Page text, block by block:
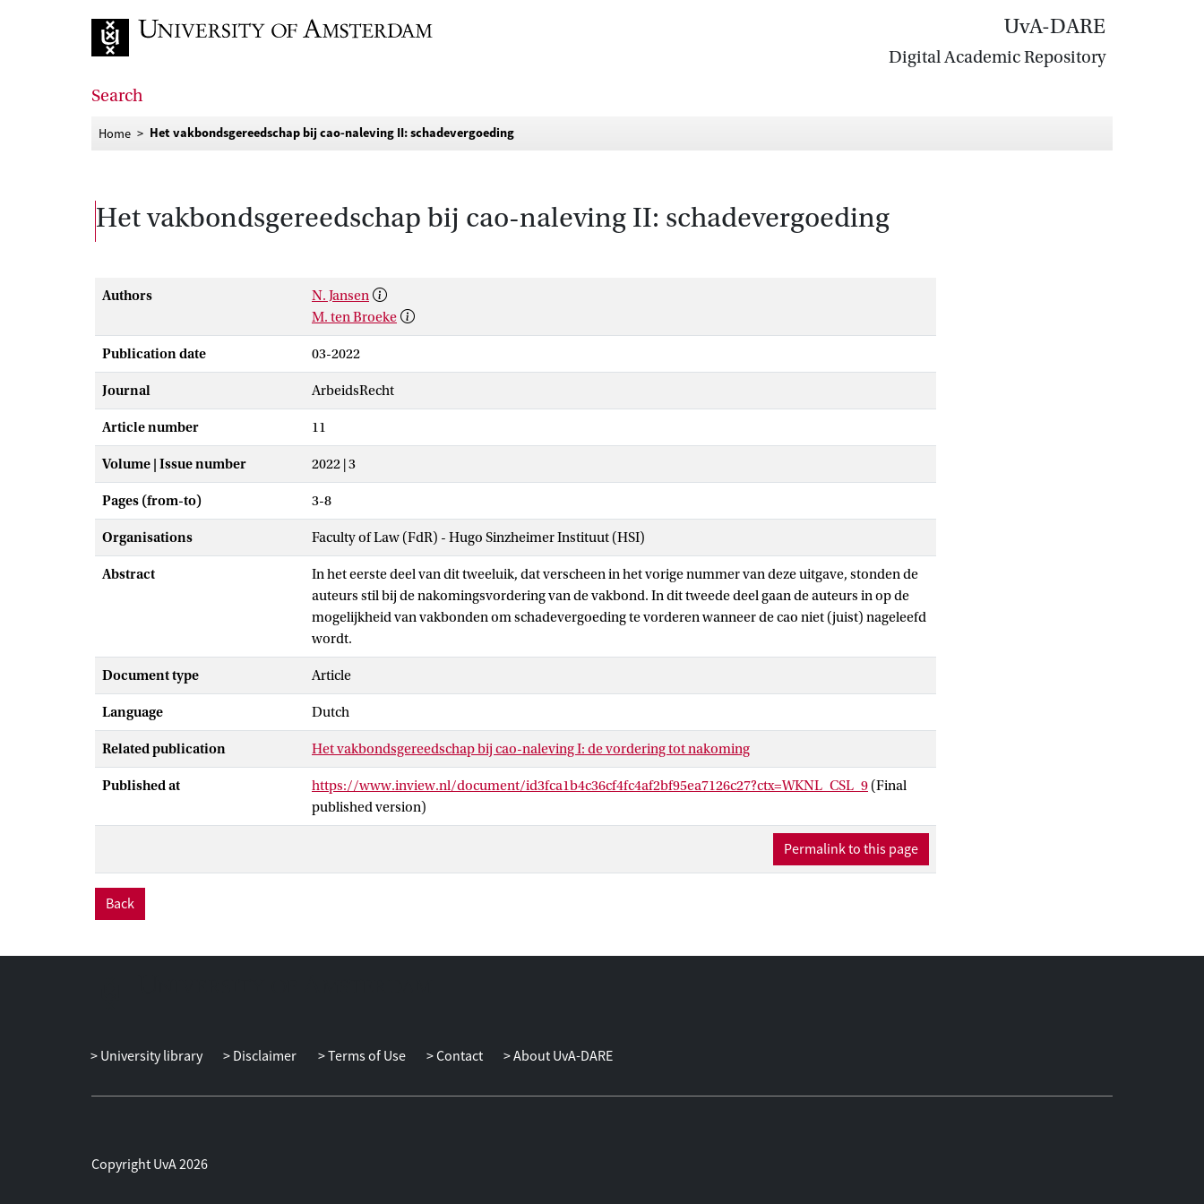
UvA-DARE
Digital Academic Repository
Search
Home Het vakbondsgereedschap bij cao-naleving II: schadevergoeding
Het vakbondsgereedschap bij cao-naleving II: schadevergoeding
Authors
N. Jansen
M. ten Broeke
Publication date 03-2022
Journal ArbeidsRecht
Article number 11
Volume | Issue number 2022 | 3
Pages (from-to) 3-8
Organisations Faculty of Law (FdR) - Hugo Sinzheimer Instituut (HSI)
Abstract
In het eerste deel van dit tweeluik, dat verscheen in het vorige nummer van deze uitgave, stonden de
auteurs stil bij de nakomingsvordering van de vakbond. In dit tweede deel gaan de auteurs in op de
mogelijkheid van vakbonden om schadevergoeding te vorderen wanneer de cao niet (juist) nageleefd
wordt.
Document type Article
Language Dutch
Related publication Het vakbondsgereedschap bij cao-naleving I: de vordering tot nakoming
Published at https://www.inview.nl/document/id3fca1b4c36cf4fc4af2bf95ea7126c27?ctx=WKNL_CSL_9 (Final
published version)
Permalink to this page
Back
University library Disclaimer Terms of Use Contact About UvA-DARE
Copyright UvA 2026